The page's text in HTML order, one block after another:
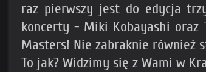
raz pierwszy jest do edycja
koncerty - Miki Kobayashi oraz
Masters! Nie zabraknie również
To jak? Widzimy się z Wami w